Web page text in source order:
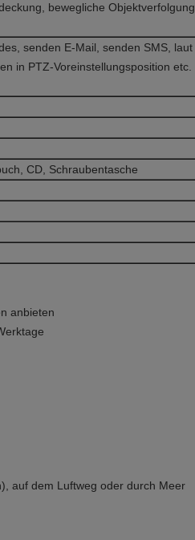
bewegliche Objektverfolgung,
senden E-Mail, senden SMS, laut
in PTZ-Voreinstellungsposition etc.
CD, Schraubentasche
anbieten
auf dem Luftweg oder durch Meer